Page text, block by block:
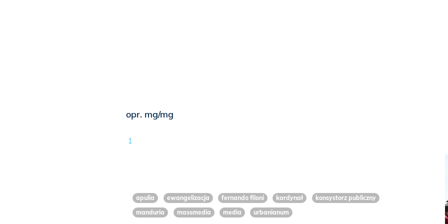
opr. mg/mg
1
apulia ewangelizacja fernando filoni kardynał
konsystorz publiczny
manduria
massmedia media urbanianum